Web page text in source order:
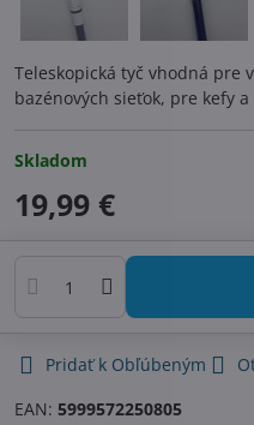
Teleskopická tyč vhodná pre
bazénových sieťok, pre kefy a
Skladom
19,99 €
Pridať k Obľúbeným
EAN: 5999572250805